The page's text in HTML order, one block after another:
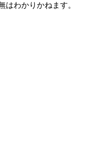
はわかりかねます。